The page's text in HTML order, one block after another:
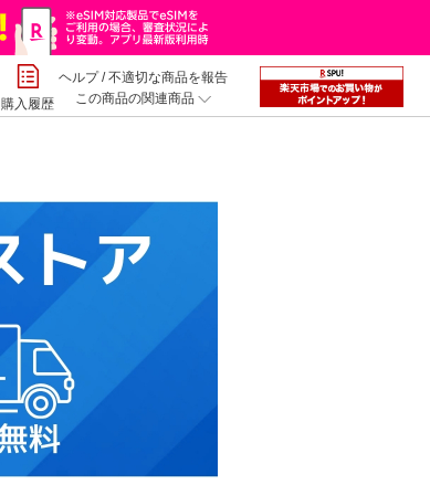
購入履歴
ヘルプ/不適切な商品を報告
この商品の関連商品